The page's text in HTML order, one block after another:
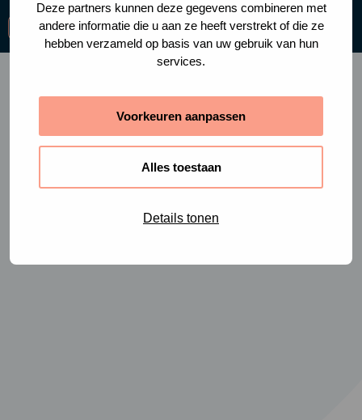
Deze partners kunnen deze gegevens combineren met
andere informatie die u aan ze heeft verstrekt of die ze
hebben verzameld op basis van uw gebruik van hun
services.
Voorkeuren aanpassen
Alles toestaan
Details tonen
Ga